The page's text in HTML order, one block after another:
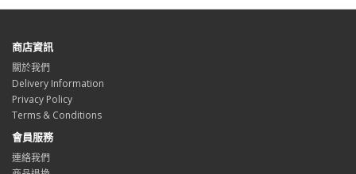
商店資訊
關於我們
Delivery Information
Privacy Policy
Terms & Conditions
會員服務
連絡我們